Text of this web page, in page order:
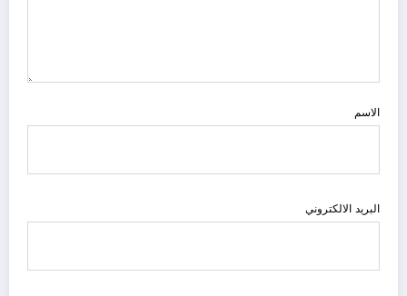
الاسم
البريد الالكتروني